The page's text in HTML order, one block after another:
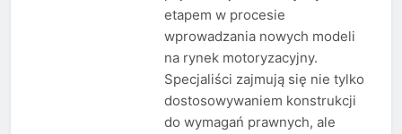
etapem w procesie
wprowadzania nowych modeli
na rynek motoryzacyjny.
Specjaliści zajmują się nie tylko
dostosowywaniem konstrukcji
do wymagań prawnych, ale